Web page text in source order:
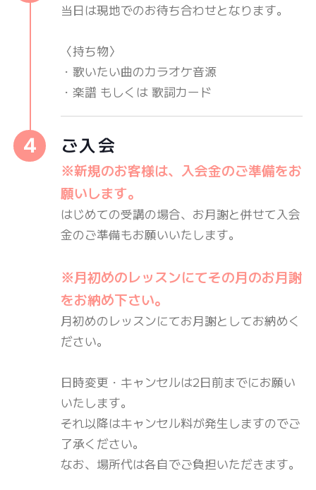
当日は現地でのお待ち合わせとなります。
〈持ち物〉
・歌いたい曲のカラオケ音源
・楽譜 もしくは 歌詞カード
ご入会
※新規のお客様は、入会金のご準備をお
願いします。
はじめての受講の場合、お月謝と併せて入会
金のご準備もお願いいたします。
※月初めのレッスンにてその月のお月謝
をお納め下さい。
月初めのレッスンにてお月謝としてお納めく
ださい。
日時変更・キャンセルは2日前までにお願い
いたします。
それ以降はキャンセル料が発生しますのでご
了承ください。
なお、場所代は各自でご負担いただきます。